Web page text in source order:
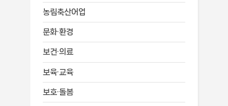
농림축산어업
문화·환경
보건·의료
보육·교육
보호·돌봄